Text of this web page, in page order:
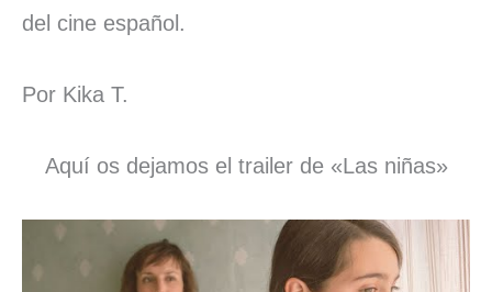
del cine español.
Por Kika T.
Aquí os dejamos el trailer de «Las niñas»